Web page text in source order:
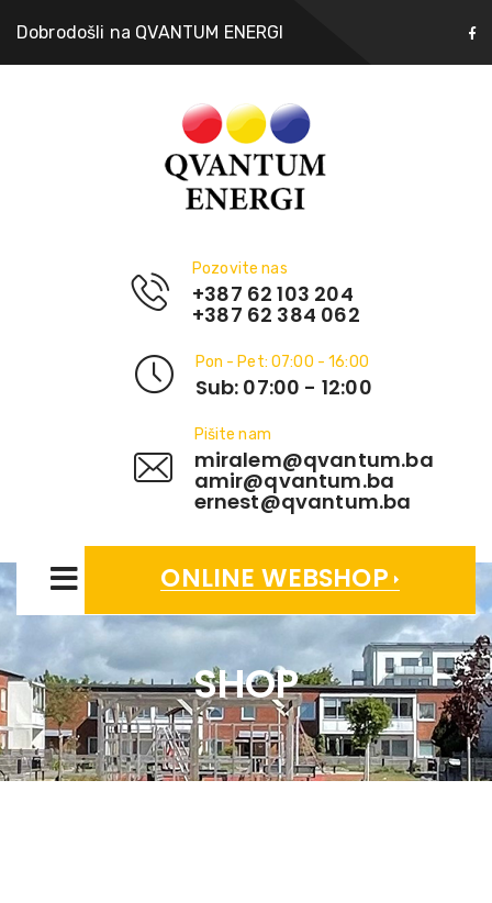
Dobrodošli na QVANTUM ENERGI
Pozovite nas
+387 62 103 204
+387 62 384 062
Pon - Pet: 07:00 - 16:00
Sub: 07:00 - 12:00
Pišite nam
miralem@qvantum.ba
amir@qvantum.ba
ernest@qvantum.ba
ONLINE WEBSHOP
SHOP